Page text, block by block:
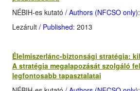
NÉBIH-es kutató / Authors (NFCSO only):
Lezárult / Published: 2013
Élelmiszerlánc-biztonsági stratégia:
A stratégia megalapozását szolgáló
legfontosabb tapasztalatai